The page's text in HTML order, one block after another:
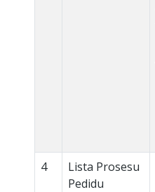
4
Lista Prosesu
Pedidu